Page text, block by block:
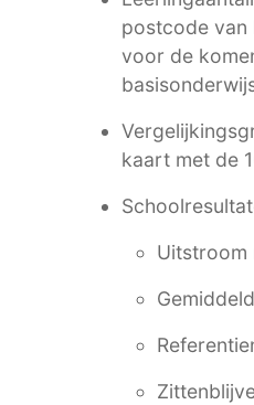
postcode van
voor de
kaart met de
Uitstroom